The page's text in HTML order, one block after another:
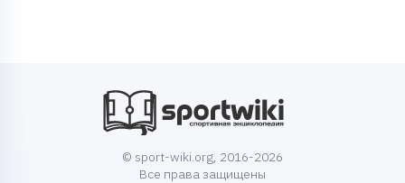
© sport-wiki.org, 2016-2026
Все права защищены